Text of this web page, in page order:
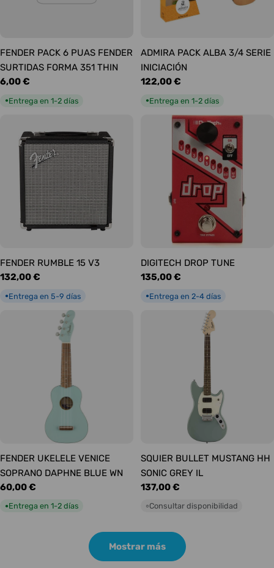
FENDER PACK 6 PUAS FENDER
SURTIDAS FORMA 351 THIN
Precio
6,00 €
●Entrega en 1-2 días
ADMIRA PACK ALBA 3/4 SERIE
INICIACIÓN
Precio
122,00 €
●Entrega en 1-2 días
FENDER RUMBLE 15 V3
Precio
132,00 €
●Entrega en 5-9 días
DIGITECH DROP TUNE
Precio
135,00 €
●Entrega en 2-4 días
FENDER UKELELE VENICE
SOPRANO DAPHNE BLUE WN
Precio
habitual
60,00 €
●Entrega en 1-2 días
SQUIER BULLET MUSTANG HH
SONIC GREY IL
Precio
habitual
137,00 €
○Consultar disponibilidad
Mostrar más